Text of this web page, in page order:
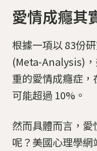
愛情成癮其
根據一項以 83份
(Meta-Analysis)
重的愛情成癮症
可能超過 10%。
然而具體而言，
呢？美國心理學網